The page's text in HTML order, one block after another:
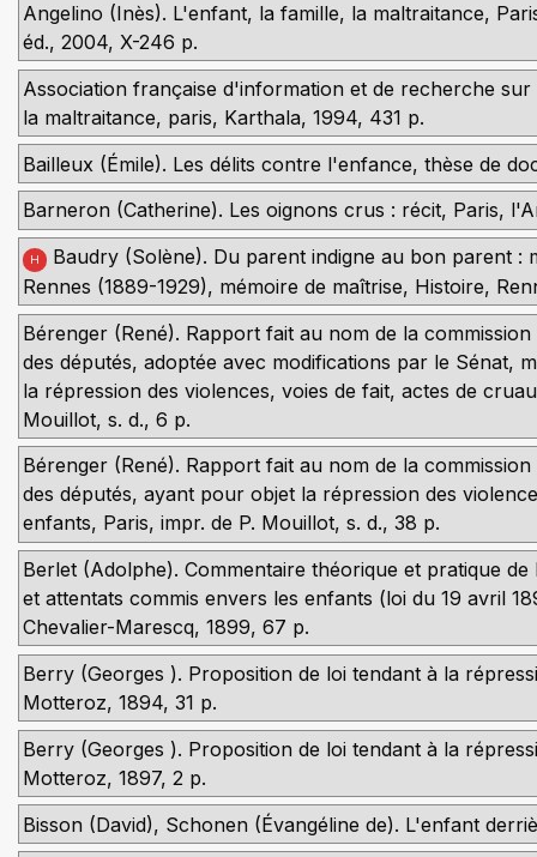
Angelino (Inès). L'enfant, la famille, la maltraitance,
éd., 2004, X-246 p.
Association française d'information et de recherche
la maltraitance, paris, Karthala, 1994, 431 p.
Bailleux (Émile). Les délits contre l'enfance, thèse de
Barneron (Catherine). Les oignons crus : récit, Paris,
H
Baudry (Solène). Du parent indigne au bon parent :
Rennes (1889-1929), mémoire de maîtrise, Histoire,
Bérenger (René). Rapport fait au nom de la
des députés, adoptée avec modifications par le Sénat,
la répression des violences, voies de fait, actes de
Mouillot, s. d., 6 p.
Bérenger (René). Rapport fait au nom de la
des députés, ayant pour objet la répression des
enfants, Paris, impr. de P. Mouillot, s. d., 38 p.
Berlet (Adolphe). Commentaire théorique et pratique
et attentats commis envers les enfants (loi du 19 avril
Chevalier-Marescq, 1899, 67 p.
Berry (Georges ). Proposition de loi tendant à la
Motteroz, 1894, 31 p.
Berry (Georges ). Proposition de loi tendant à la
Motteroz, 1897, 2 p.
Bisson (David), Schonen (Évangéline de). L'enfant